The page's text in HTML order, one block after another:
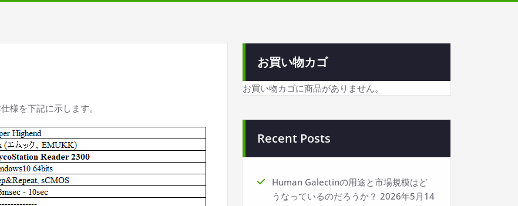
様を下記に示します。
お買い物カゴ
お買い物カゴに商品がありません。
Recent Posts
Human Galectinの用途と市場規模はど
うなっているのだろうか？ 2026年5月14